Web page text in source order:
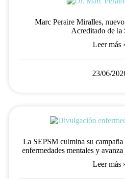
Marc Peraire Miralles,
Acreditado de la
Leer más
23/06/
La SEPSM culmina su campaña
enfermedades mentales y
Leer más